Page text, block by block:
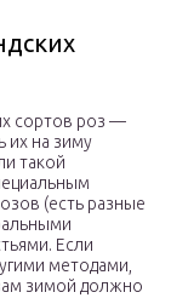
сортов роз —
их на зиму
такой
(есть разные
Если
методами,
зимой должно